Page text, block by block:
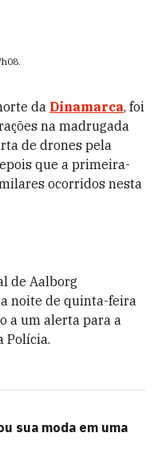
.
da Dinamarca, foi
na madrugada
de drones pela
que a primeira-
ocorridos nesta
de Aalborg
noite de quinta-feira
a um alerta para a
Polícia.
sua moda em uma